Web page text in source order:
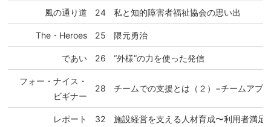
風の通り道 24 私と知的障害者福祉協会の思い出
The・Heroes 25 隈元勇治
であい 26 “外様”の力を使った発信
フォー・ナイス・
ビギナー
28 チームでの支援とは（２）−チームアプ
レポート 32 施設経営を支える人材育成〜利用者満